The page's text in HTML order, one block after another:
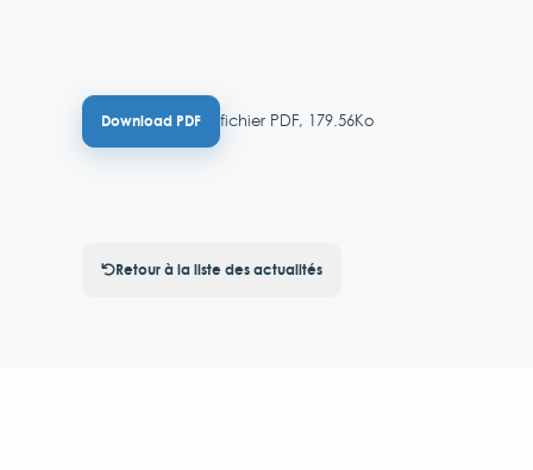
Download PDF fichier PDF, 179.56Ko
Retour à la liste des actualités